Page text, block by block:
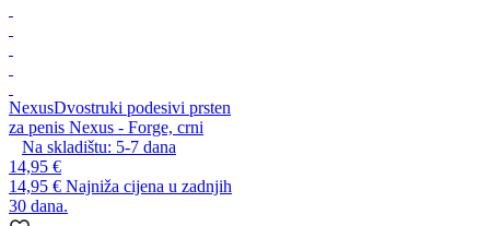
NexusDvostruki podesivi prsten
za penis Nexus - Forge, crni
Na skladištu: 5-7 dana
14,95 €
14,95 € Najniža cijena u zadnjih
30 dana.